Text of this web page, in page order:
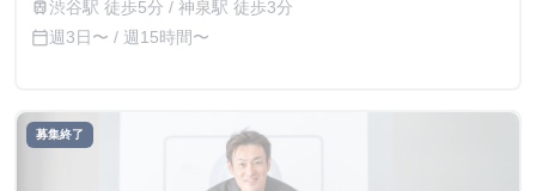
train渋谷駅 徒歩5分 / 神泉駅 徒歩3分
calendar_today週3日〜 / 週15時間〜
募集終了